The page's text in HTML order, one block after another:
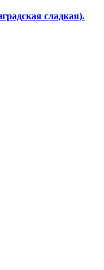
сладкая).